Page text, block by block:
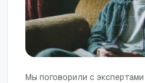
Мы поговорили с